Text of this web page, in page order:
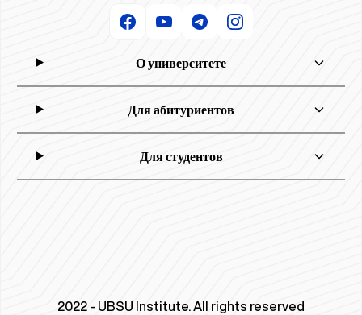
О университете
Для абитуриентов
Для студентов
2022 - UBSU Institute. All rights reserved